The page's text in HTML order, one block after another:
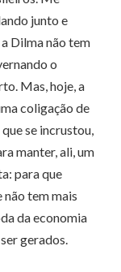
junto e
Dilma não tem
o
Mas, hoje, a
coligação de
se incrustou,
manter, ali, um
para que
não tem mais
da economia
gerados.